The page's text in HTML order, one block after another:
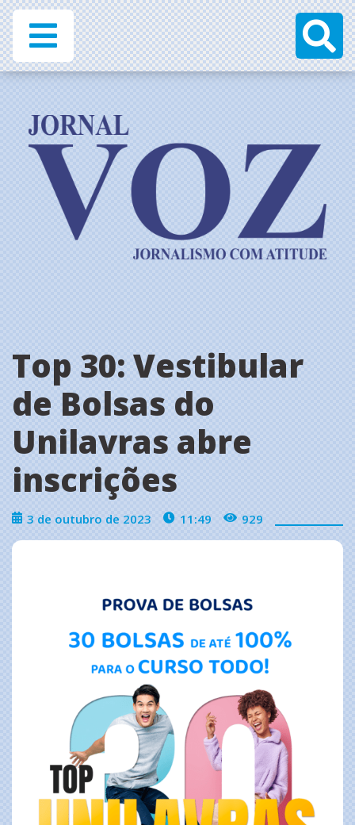
Top 30: Vestibular
de Bolsas do
Unilavras abre
inscrições
3 de outubro de 2023 11:49 929